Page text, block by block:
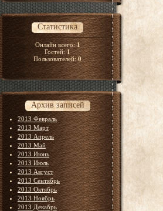
Статистика
Онлайн всего:1
Гостей:1
Пользователей:0
Архив записей
2013 Февраль
2013 Март
2013 Апрель
2013 Май
2013 Июнь
2013 Июль
2013 Август
2013 Сентябрь
2013 Октябрь
2013 Ноябрь
2013 Декабрь